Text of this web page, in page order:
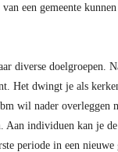
een gemeente
diverse doelgroepen.
Het dwingt je als
wil nader overleggen
individuen kan je
periode in een